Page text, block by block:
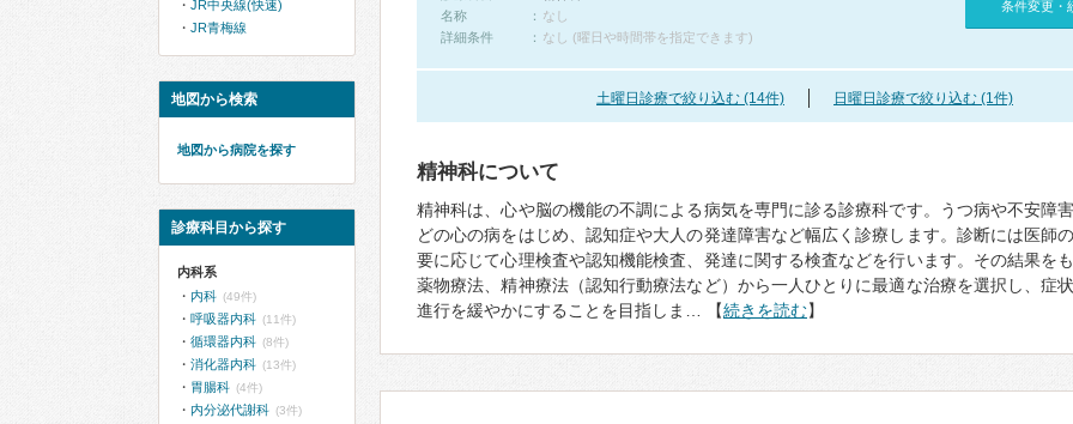
名称
なし
詳細条件
なし (曜日や時間帯を指定できます)
条件変更・
土曜日診療で絞り込む (14件) 日曜日診療で絞り込む (1件)
精神科について
精神科は、心や脳の機能の不調による病気を専門に診る診療科です。うつ病や不安障
どの心の病をはじめ、認知症や大人の発達障害など幅広く診療します。診断には医師
要に応じて心理検査や認知機能検査、発達に関する検査などを行います。その結果を
薬物療法、精神療法（認知行動療法など）から一人ひとりに最適な治療を選択し、症
進行を緩やかにすることを目指しま… 【続きを読む】
JR中央線(快速)
JR青梅線
地図から検索
地図から病院を探す
診療科目から探す
内科系
内科 (49件)
呼吸器内科 (11件)
循環器内科 (8件)
消化器内科 (13件)
胃腸科 (4件)
内分泌代謝科 (3件)